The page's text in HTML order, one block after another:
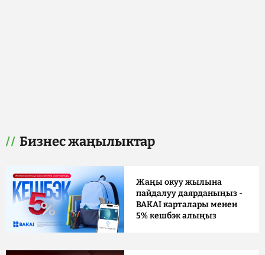
Бизнес жаңылыктар
Жаңы окуу жылына
пайдалуу даярданыңыз -
BAKAI карталары менен
5% кешбэк алыңыз